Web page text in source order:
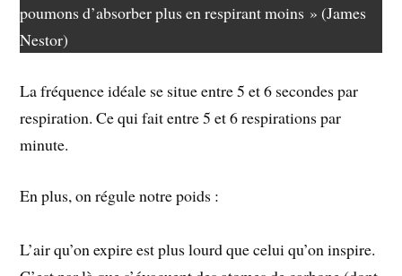
poumons d’absorber plus en respirant moins » (James
Nestor)
La fréquence idéale se situe entre 5 et 6 secondes par
respiration. Ce qui fait entre 5 et 6 respirations par
minute.
En plus, on régule notre poids :
L’air qu’on expire est plus lourd que celui qu’on inspire.